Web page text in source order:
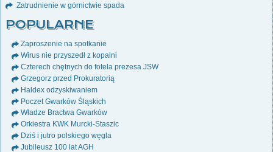
Zatrudnienie w górnictwie spada
POPULARNE
Zaproszenie na spotkanie
Wirus nie przyszedł z kopalni
Czterech chętnych do fotela prezesa JSW
Grzegorz przed Prokuratorią
Haldex odzyskiwaniem
Poczet Gwarków Śląskich
Władze Bractwa Gwarków
Orkiestra KWK Murcki-Staszic
Dziś i jutro polskiego węgla
Jubileusz 100 lat AGH